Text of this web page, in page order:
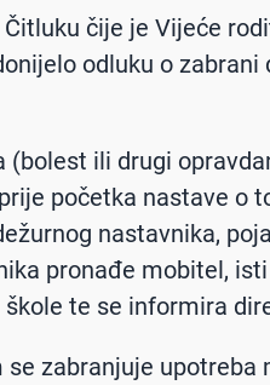
čije je Vijeće
odluku o zabrani
(bolest ili drugi
početka nastave o
nastavnika,
pronađe mobitel,
te se informira
zabranjuje upotreba